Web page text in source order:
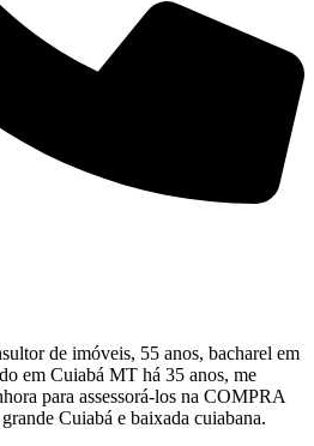
de imóveis, 55 anos, bacharel em
em Cuiabá MT há 35 anos, me
para assessorá-los na COMPRA
Cuiabá e baixada cuiabana.